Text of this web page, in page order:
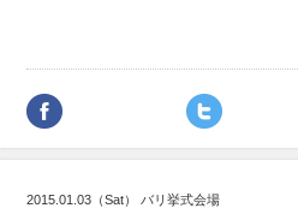
2015.01.03（Sat） バリ挙式会場